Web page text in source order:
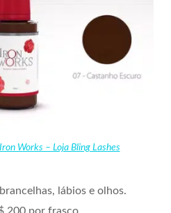
Works – Loja Bling Lashes
lábios e olhos.
200 por frasco